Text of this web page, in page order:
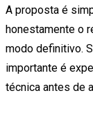
A proposta é
honestamente o
modo definitivo.
importante é
técnica antes de